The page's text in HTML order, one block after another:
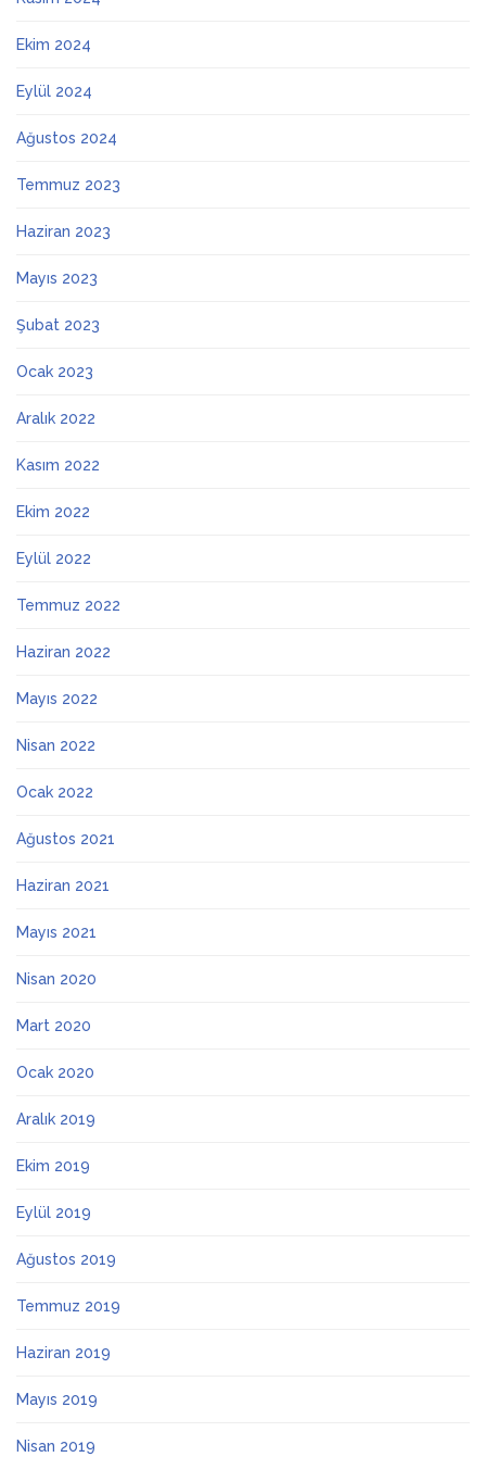
Ekim 2024
Eylül 2024
Ağustos 2024
Temmuz 2023
Haziran 2023
Mayıs 2023
Şubat 2023
Ocak 2023
Aralık 2022
Kasım 2022
Ekim 2022
Eylül 2022
Temmuz 2022
Haziran 2022
Mayıs 2022
Nisan 2022
Ocak 2022
Ağustos 2021
Haziran 2021
Mayıs 2021
Nisan 2020
Mart 2020
Ocak 2020
Aralık 2019
Ekim 2019
Eylül 2019
Ağustos 2019
Temmuz 2019
Haziran 2019
Mayıs 2019
Nisan 2019